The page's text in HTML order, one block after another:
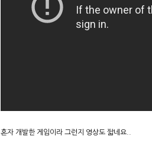
혼자 개발한 게임이라 그런지 영상도 짧네요..